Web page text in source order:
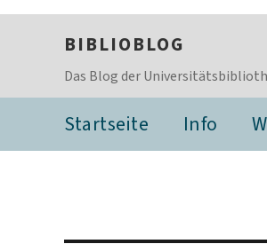
BIBLIOBLOG
Das Blog der
Startseite Info